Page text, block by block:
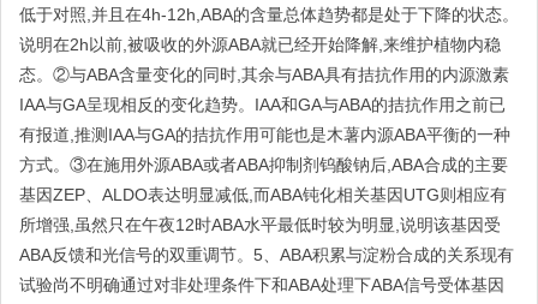
低于对照,并且在4h-12h,ABA的含量总体趋势都是处于下降的状态。
说明在2h以前,被吸收的外源ABA就已经开始降解,来维护植物内稳
态。②与ABA含量变化的同时,其余与ABA具有拮抗作用的内源激素
IAA与GA呈现相反的变化趋势。IAA和GA与ABA的拮抗作用之前已
有报道,推测IAA与GA的拮抗作用可能也是木薯内源ABA平衡的一种
方式。③在施用外源ABA或者ABA抑制剂钨酸钠后,ABA合成的主要
基因ZEP、ALDO表达明显减低,而ABA钝化相关基因UTG则相应有
所增强,虽然只在午夜12时ABA水平最低时较为明显,说明该基因受
ABA反馈和光信号的双重调节。5、ABA积累与淀粉合成的关系现有
试验尚不明确通过对非处理条件下和ABA处理下ABA信号受体基因